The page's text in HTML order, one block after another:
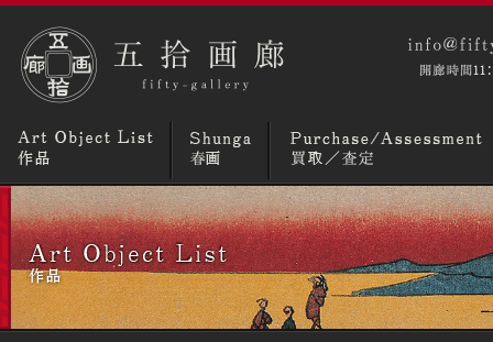
コラム ニュースとトピックス 画廊概要